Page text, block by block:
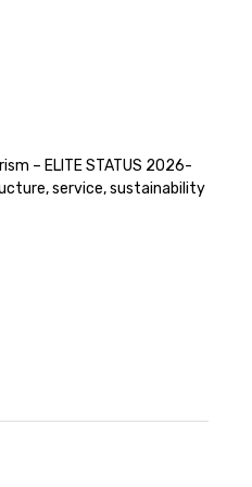
– ELITE STATUS 2026-
service, sustainability